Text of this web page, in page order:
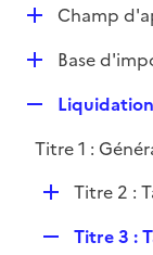
p
l
i
e
D
e
Champ
D
l
i
e
Base
p
l
i
e
Titre 1 :
DTitre 2 :
Titre 3 :